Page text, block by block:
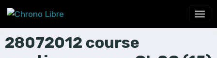
28072012 course